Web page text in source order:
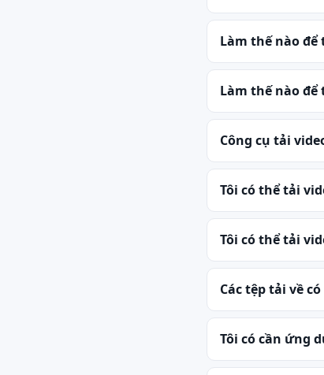
Làm thế nào để
Làm thế nào để
Công cụ tải
Tôi có thể tải
Tôi có thể tải
Các tệp tải về
Tôi có cần ứng